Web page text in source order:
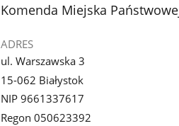
stopka
Komenda Miejska
ADRES
ul. Warszawska 3
15-062 Białystok
NIP 9661337617
Regon 050623392